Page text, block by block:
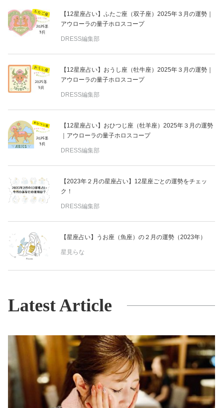
【12星座占い】ふたご座（双子座）2025年３月の運勢｜
アウローラの量子ホロスコープ
DRESS編集部
【12星座占い】おうし座（牡牛座）2025年３月の運勢｜
アウローラの量子ホロスコープ
DRESS編集部
【12星座占い】おひつじ座（牡羊座）2025年３月の運勢
｜アウローラの量子ホロスコープ
DRESS編集部
【2023年２月の星座占い】12星座ごとの運勢をチェッ
ク！
DRESS編集部
【星座占い】うお座（魚座）の２月の運勢（2023年）
星見らな
Latest Article